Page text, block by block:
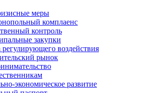
меры
комплаенс
контроль
закупки
воздействия
рынок
экономическое развитие